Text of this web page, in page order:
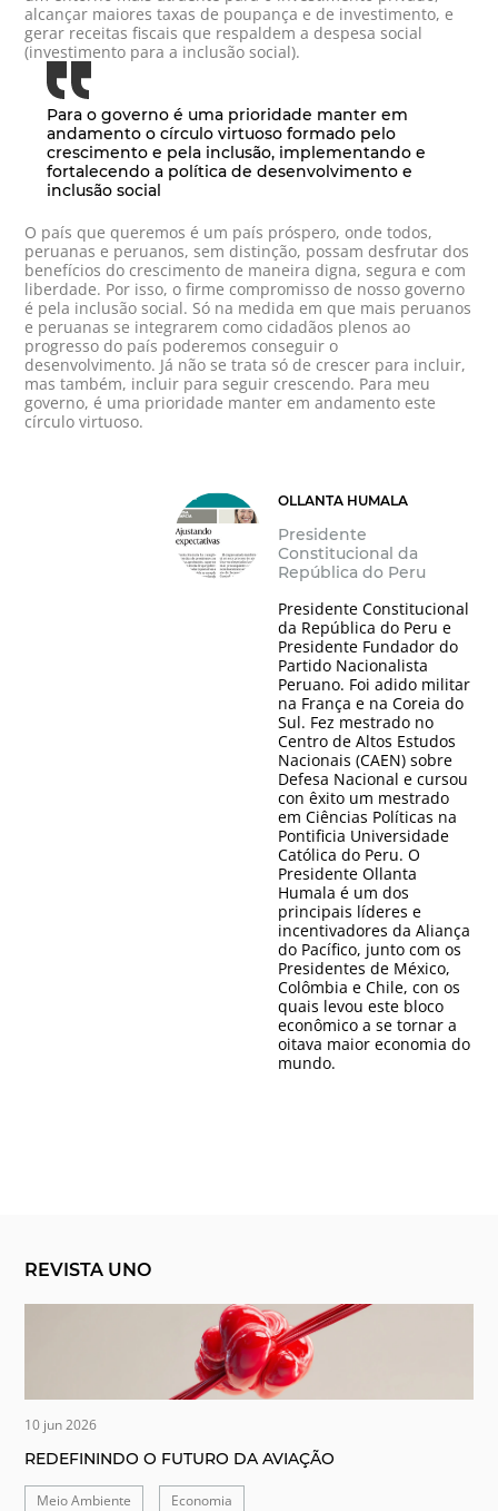
alcançar maiores taxas de poupança e de investimento, e
gerar receitas fiscais que respaldem a despesa social
(investimento para a inclusão social).
Para o governo é uma prioridade manter em
andamento o círculo virtuoso formado pelo
crescimento e pela inclusão, implementando e
fortalecendo a política de desenvolvimento e
inclusão social
O país que queremos é um país próspero, onde todos,
peruanas e peruanos, sem distinção, possam desfrutar dos
benefícios do crescimento de maneira digna, segura e com
liberdade. Por isso, o firme compromisso de nosso governo
é pela inclusão social. Só na medida em que mais peruanos
e peruanas se integrarem como cidadãos plenos ao
progresso do país poderemos conseguir o
desenvolvimento. Já não se trata só de crescer para incluir,
mas também, incluir para seguir crescendo. Para meu
governo, é uma prioridade manter em andamento este
círculo virtuoso.
OLLANTA HUMALA
Presidente
Constitucional da
República do Peru
Presidente Constitucional
da República do Peru e
Presidente Fundador do
Partido Nacionalista
Peruano. Foi adido militar
na França e na Coreia do
Sul. Fez mestrado no
Centro de Altos Estudos
Nacionais (CAEN) sobre
Defesa Nacional e cursou
con êxito um mestrado
em Ciências Políticas na
Pontificia Universidade
Católica do Peru. O
Presidente Ollanta
Humala é um dos
principais líderes e
incentivadores da Aliança
do Pacífico, junto com os
Presidentes de México,
Colômbia e Chile, con os
quais levou este bloco
econômico a se tornar a
oitava maior economia do
mundo.
REVISTA UNO
10 jun 2026
REDEFININDO O FUTURO DA AVIAÇÃO
Meio Ambiente Economia